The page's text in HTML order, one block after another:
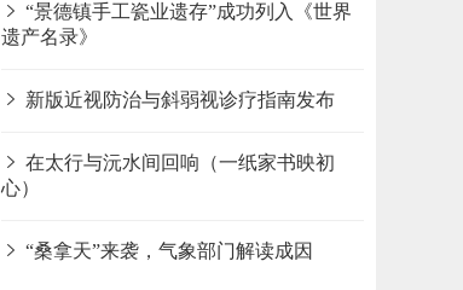
“景德镇手工瓷业遗存”成功列入《世界
遗产名录》
新版近视防治与斜弱视诊疗指南发布
在太行与沅水间回响（一纸家书映初
心）
“桑拿天”来袭，气象部门解读成因